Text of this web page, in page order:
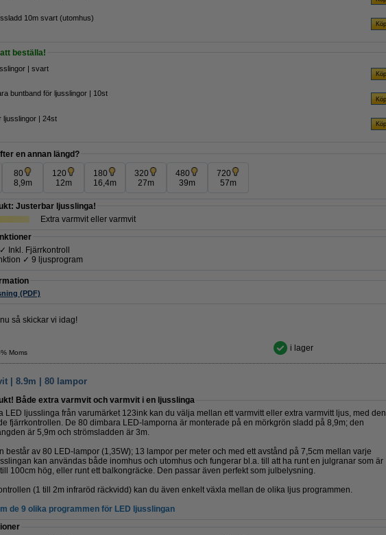
10m svart (utomhus)
beställa!
| svart
buntband för ljusslingor | 10st
ljusslingor | 24st
en annan längd?
80
8,9m
120
12m
180
16,4m
320
27m
480
39m
720
57m
Justerbar ljusslinga!
Extra varmvit eller varmvit
Inkl. Fjärrkontroll
✓ 9 ljusprogram
(PDF)
så skickar vi idag!
Moms i lager
| 8.9m | 80 lampor
Både extra varmvit och varmvit i en ljusslinga
LED ljusslinga från varumärket 123ink kan du välja mellan ett varmvitt eller extra varmvitt ljus, med den
fjärrkontrollen. De 80 dimbara LED-lamporna är monterade på en mörkgrön sladd på 8,9m; den
är 5,9m och strömsladden är 3m.
består av 80 LED-lampor (1,35W); 13 lampor per meter och med ett avstånd på 7,5cm mellan varje
kan användas både inomhus och utomhus och fungerar bl.a. till att ha runt en julgranar som är
100cm hög, eller runt ett balkongräcke. Den passar även perfekt som julbelysning.
(1 till 2m infraröd räckvidd) kan du även enkelt växla mellan de olika ljus programmen.
de 9 olika programmen för LED ljusslingan